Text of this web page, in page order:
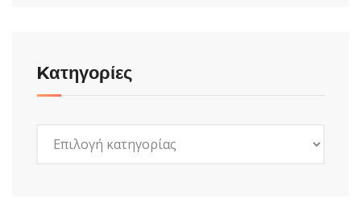
Kατηγορίες